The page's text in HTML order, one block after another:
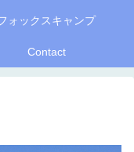
ォックスキャンプ
Contact